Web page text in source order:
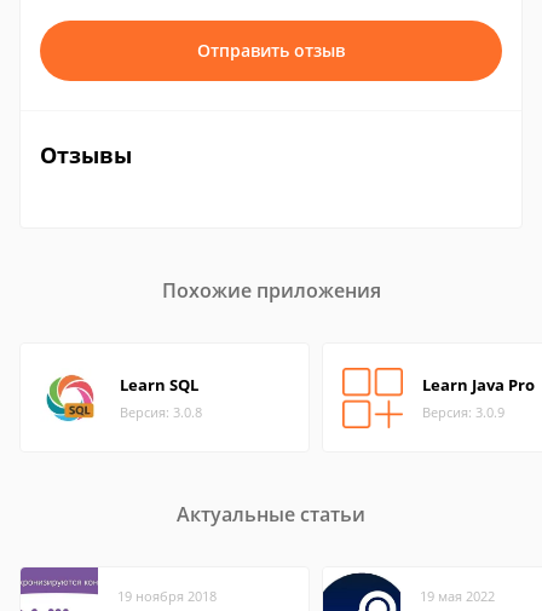
Отправить отзыв
Отзывы
Похожие приложения
Learn SQL
Версия: 3.0.8
Learn Java Pro
Версия: 3.0.9
Актуальные статьи
19 ноября 2018 19 мая 2022